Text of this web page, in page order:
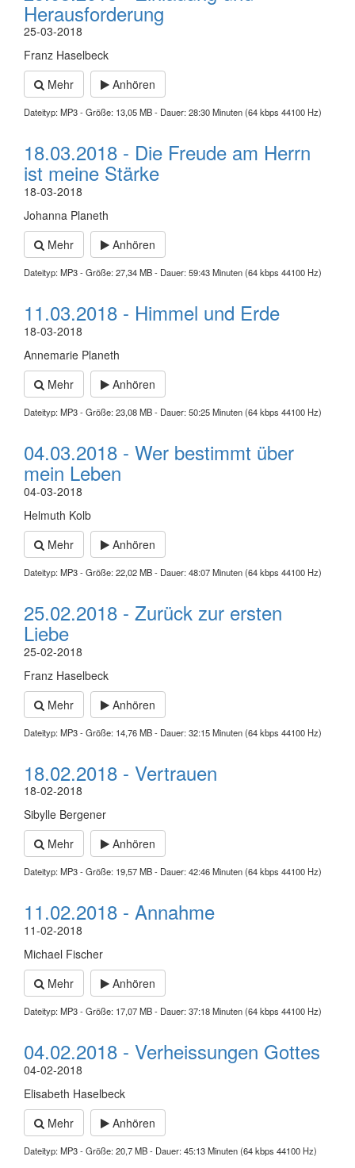
Herausforderung
25-03-2018
Franz Haselbeck
Mehr
Anhören
Dateityp: MP3 - Größe: 13,05 MB - Dauer: 28:30 Minuten (64 kbps 44100 Hz)
18.03.2018 - Die Freude am Herrn
ist meine Stärke
18-03-2018
Johanna Planeth
Mehr
Anhören
Dateityp: MP3 - Größe: 27,34 MB - Dauer: 59:43 Minuten (64 kbps 44100 Hz)
11.03.2018 - Himmel und Erde
18-03-2018
Annemarie Planeth
Mehr
Anhören
Dateityp: MP3 - Größe: 23,08 MB - Dauer: 50:25 Minuten (64 kbps 44100 Hz)
04.03.2018 - Wer bestimmt über
mein Leben
04-03-2018
Helmuth Kolb
Mehr
Anhören
Dateityp: MP3 - Größe: 22,02 MB - Dauer: 48:07 Minuten (64 kbps 44100 Hz)
25.02.2018 - Zurück zur ersten
Liebe
25-02-2018
Franz Haselbeck
Mehr
Anhören
Dateityp: MP3 - Größe: 14,76 MB - Dauer: 32:15 Minuten (64 kbps 44100 Hz)
18.02.2018 - Vertrauen
18-02-2018
Sibylle Bergener
Mehr
Anhören
Dateityp: MP3 - Größe: 19,57 MB - Dauer: 42:46 Minuten (64 kbps 44100 Hz)
11.02.2018 - Annahme
11-02-2018
Michael Fischer
Mehr
Anhören
Dateityp: MP3 - Größe: 17,07 MB - Dauer: 37:18 Minuten (64 kbps 44100 Hz)
04.02.2018 - Verheissungen Gottes
04-02-2018
Elisabeth Haselbeck
Mehr
Anhören
Dateityp: MP3 - Größe: 20,7 MB - Dauer: 45:13 Minuten (64 kbps 44100 Hz)